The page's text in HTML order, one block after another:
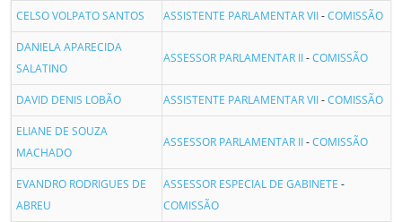
CELSO VOLPATO SANTOS
ASSISTENTE PARLAMENTAR VII-COMISSÃO
DANIELA APARECIDA
SALATINO
ASSESSOR PARLAMENTAR II-COMISSÃO
DAVID DENIS LOBÃO ASSISTENTE PARLAMENTAR VII-COMISSÃO
ELIANE DE SOUZA
MACHADO
ASSESSOR PARLAMENTAR II-COMISSÃO
EVANDRO RODRIGUES DE
ABREU
ASSESSOR ESPECIAL DE GABINETE -
COMISSÃO